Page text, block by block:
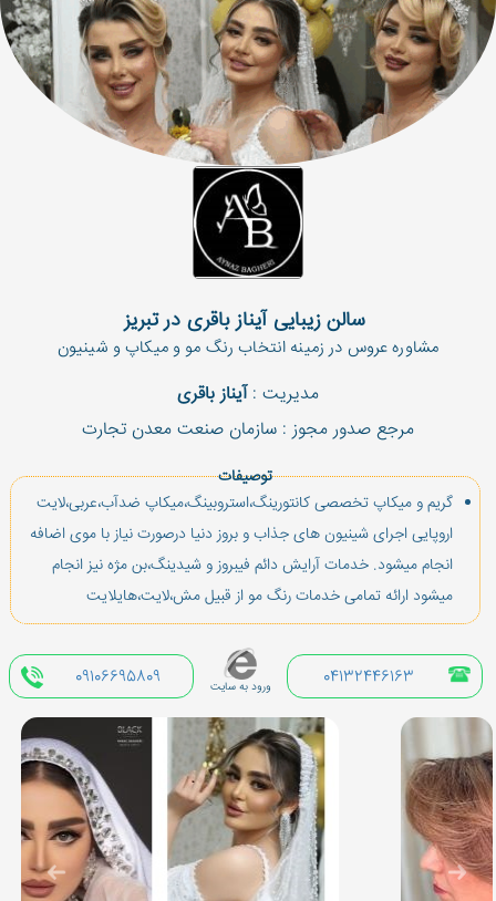
مشاوره عروس در زمینه انتخاب رنگ مو و میكاپ و شینیون
مدیریت :آیناز باقری
مرجع صدور مجوز : سازمان صنعت معدن تجارت
توصیفات
گریم و میكاپ تخصصی كانتورینگ،استروبینگ،میكاپ ضدآب،عربی،لایت
اروپایی اجرای شینیون های جذاب و بروز دنیا درصورت نیاز با موی اضافه
انجام میشود. خدمات آرایش دائم فیبروز و شیدینگ،بن مژه نیز انجام
میشود ارائه تمامی خدمات رنگ مو از قبیل مش،لایت،هایلایت
09106695809 ورود به سایت 04132446163